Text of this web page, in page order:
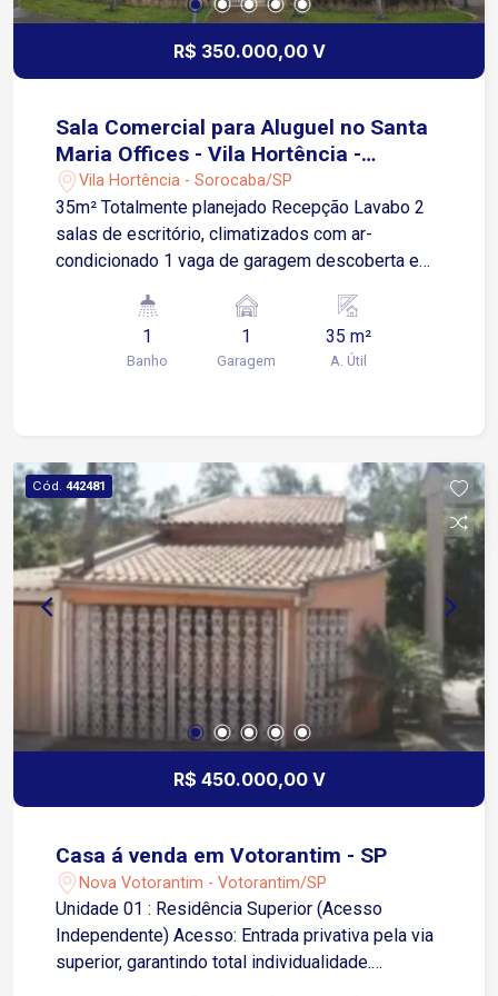
R$ 350.000,00 V
Sala Comercial para Aluguel no Santa
Maria Offices - Vila Hortência -
Sorocaba/SP
Vila Hortência - Sorocaba/SP
35m² Totalmente planejado Recepção Lavabo 2
salas de escritório, climatizados com ar-
condicionado 1 vaga de garagem descoberta e
e Avenida Dom Aguirre Cerca de 3 minutos da
Avenida Washington Luiz Aproximadamente 5
minutos da Rodovia Raposo Tavares Região com
corporativa moderna e funcional Recepção com
controle de acesso Elevador Estacionamento
para maior comodidade
1
Banho
1
Garagem
35 m²
A. Útil
Cód. 442481
R$ 450.000,00 V
Casa á venda em Votorantim - SP
Nova Votorantim - Votorantim/SP
Unidade 01 : Residência Superior (Acesso
Independente) Acesso: Entrada privativa pela via
superior, garantindo total individualidade.